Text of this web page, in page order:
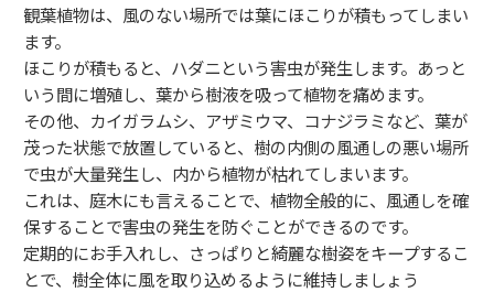
観葉植物は、風のない場所では葉にほこりが積もってしまい
ます。
ほこりが積もると、ハダニという害虫が発生します。あっと
いう間に増殖し、葉から樹液を吸って植物を痛めます。
その他、カイガラムシ、アザミウマ、コナジラミなど、葉が
茂った状態で放置していると、樹の内側の風通しの悪い場所
で虫が大量発生し、内から植物が枯れてしまいます。
これは、庭木にも言えることで、植物全般的に、風通しを確
保することで害虫の発生を防ぐことができるのです。
定期的にお手入れし、さっぱりと綺麗な樹姿をキープするこ
とで、樹全体に風を取り込めるように維持しましょう